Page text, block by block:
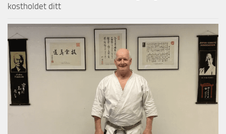
kostholdet ditt